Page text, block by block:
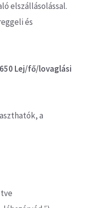
elszállásolással.
és
Lej/fő/lovaglási
a